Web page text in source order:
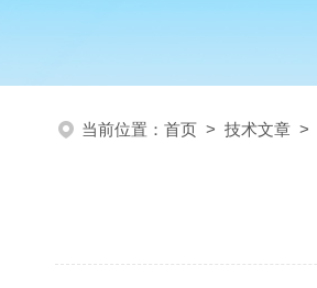
当前位置： 首页 > 技术文章 >